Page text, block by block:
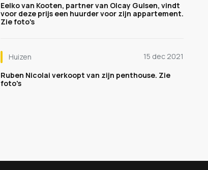
Eelko van Kooten, partner van Olcay Gulsen, vindt
voor deze prijs een huurder voor zijn appartement.
Zie foto's
Huizen
15 dec 2021
Ruben Nicolai verkoopt van zijn penthouse. Zie
foto's